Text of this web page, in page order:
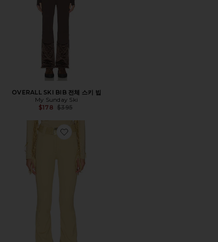
OVERALL SKI BIB 전체 스키 빕
My Sunday Ski
$178 Previous price:
$395
Favorite PIPPA 스키 바지